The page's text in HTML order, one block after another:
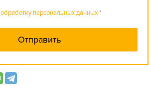
обработку персональных данных*